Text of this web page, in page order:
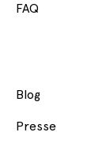
FAQ
Blog
Presse